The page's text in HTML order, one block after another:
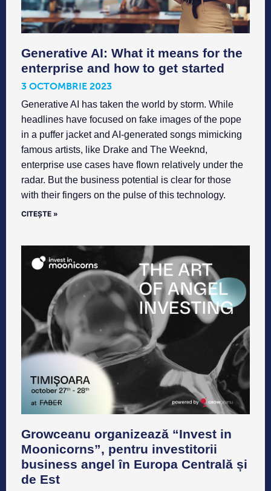
Generative AI: What it means for the
enterprise and how to get started
3 OCTOMBRIE 2023
Generative AI has taken the world by storm. While
headlines have focused on fake images of the pope
in a puffer jacket and AI-generated songs mimicking
famous artists, like Drake and The Weeknd,
enterprise use cases have flown relatively under the
radar. But the business potential is clear for those
with their fingers on the pulse of this technology.
CITEȘTE »
Growceanu organizează “Invest in
Moonicorns”, pentru investitorii
business angel în Europa Centrală și
de Est